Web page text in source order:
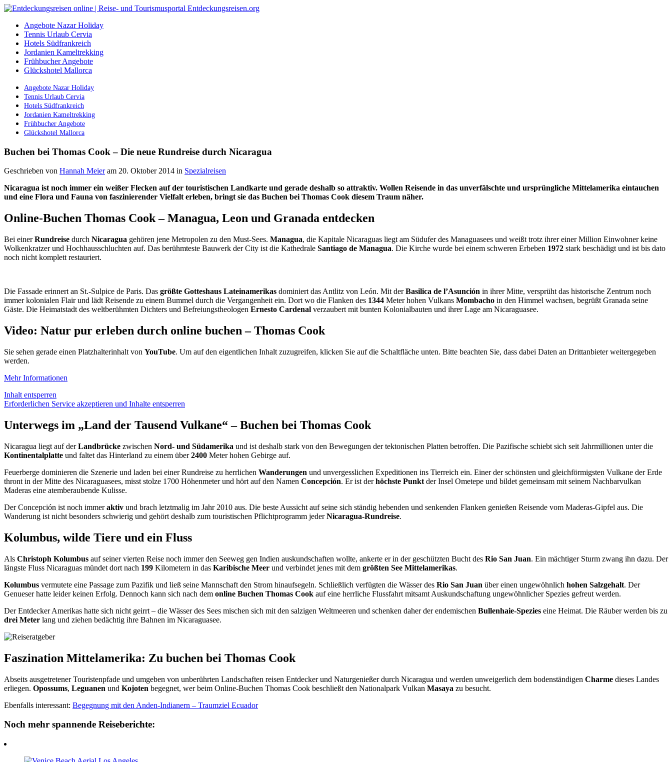
Angebote Nazar Holiday
Tennis Urlaub Cervia
Hotels Südfrankreich
Jordanien Kameltrekking
Frühbucher Angebote
Glückshotel Mallorca
Angebote Nazar Holiday
Tennis Urlaub Cervia
Hotels Südfrankreich
Jordanien Kameltrekking
Frühbucher Angebote
Glückshotel Mallorca
Buchen bei Thomas Cook – Die neue Rundreise durch Nicaragua
Geschrieben von Hannah Meier am 20. Oktober 2014 in Spezialreisen
Nicaragua ist noch immer ein weißer Flecken auf der touristischen Landkarte und gerade deshalb so attraktiv. Wollen Reisende in das unverfälschte und ursprüngliche Mittelamerika eintauchen
und eine Flora und Fauna von faszinierender Vielfalt erleben, bringt sie das Buchen bei Thomas Cook diesem Traum näher.
Online-Buchen Thomas Cook – Managua, Leon und Granada entdecken
Bei einerRundreise durch Nicaragua gehören jene Metropolen zu den Must-Sees. Managua, die Kapitale Nicaraguas liegt am Südufer des Managuasees und weißt trotz ihrer einer Million Einwohner keine
Wolkenkratzer und Hochhausschluchten auf. Das berühmteste Bauwerk der City ist die Kathedrale Santiago de Managua. Die Kirche wurde bei einem schweren Erbeben 1972 stark beschädigt und ist bis dato
noch nicht komplett restauriert.
Die Fassade erinnert an St.-Sulpice de Paris. Das größte Gotteshaus Lateinamerikas dominiert das Antlitz von León. Mit derBasilica de l’Asunción in ihrer Mitte, versprüht das historische Zentrum noch
immer kolonialen Flair und lädt Reisende zu einem Bummel durch die Vergangenheit ein. Dort wo die Flanken des 1344 Meter hohen Vulkans Mombacho in den Himmel wachsen, begrüßt Granada seine
Gäste. Die Heimatstadt des weltberühmten Dichters und Befreiungstheologen Ernesto Cardenal verzaubert mit bunten Kolonialbauten und ihrer Lage am Nicaraguasee.
Video: Natur pur erleben durch online buchen – Thomas Cook
Sie sehen gerade einen Platzhalterinhalt von YouTube. Um auf den eigentlichen Inhalt zuzugreifen, klicken Sie auf die Schaltfläche unten. Bitte beachten Sie, dass dabei Daten an Drittanbieter weitergegeben
werden.
Mehr Informationen
Inhalt entsperren
Erforderlichen Service akzeptieren und Inhalte entsperren
Unterwegs im „Land der Tausend Vulkane“ – Buchen bei Thomas Cook
Nicaragua liegt auf derLandbrücke zwischen Nord- und Südamerika und ist deshalb stark von den Bewegungen der tektonischen Platten betroffen. Die Pazifische schiebt sich seit Jahrmillionen unter die
Kontinentalplatte und faltet das Hinterland zu einem über2400 Meter hohen Gebirge auf.
Feuerberge dominieren die Szenerie und laden bei einer Rundreise zu herrlichen Wanderungen und unvergesslichen Expeditionen ins Tierreich ein. Einer der schönsten und gleichförmigsten Vulkane der Erde
thront in der Mitte des Nicaraguasees, misst stolze 1700 Höhenmeter und hört auf den Namen Concepción. Er ist derhöchste Punkt der Insel Ometepe und bildet gemeinsam mit seinem Nachbarvulkan
Maderas eine atemberaubende Kulisse.
Der Concepción ist noch immeraktiv und brach letztmalig im Jahr 2010 aus. Die beste Aussicht auf seine sich ständig hebenden und senkenden Flanken genießen Reisende vom Maderas-Gipfel aus. Die
Wanderung ist nicht besonders schwierig und gehört deshalb zum touristischen Pflichtprogramm jederNicaragua-Rundreise.
Kolumbus, wilde Tiere und ein Fluss
Als Christoph Kolumbus auf seiner vierten Reise noch immer den Seeweg gen Indien auskundschaften wollte, ankerte er in der geschützten Bucht des Rio San Juan. Ein mächtiger Sturm zwang ihn dazu. Der
längste Fluss Nicaraguas mündet dort nach 199 Kilometern in das Karibische Meer und verbindet jenes mit dem größten See Mittelamerikas.
Kolumbus vermutete eine Passage zum Pazifik und ließ seine Mannschaft den Strom hinaufsegeln. Schließlich verfügten die Wässer des Rio San Juan über einen ungewöhnlich hohen Salzgehalt. Der
Genueser hatte leider keinen Erfolg. Dennoch kann sich nach dem online Buchen Thomas Cook auf eine herrliche Flussfahrt mitsamt Auskundschaftung ungewöhnlicher Spezies gefreut werden.
Der Entdecker Amerikas hatte sich nicht geirrt – die Wässer des Sees mischen sich mit den salzigen Weltmeeren und schenken daher der endemischen Bullenhaie-Spezies eine Heimat. Die Räuber werden bis zu
drei Meter lang und ziehen bedächtig ihre Bahnen im Nicaraguasee.
Faszination Mittelamerika: Zu buchen bei Thomas Cook
Abseits ausgetretener Touristenpfade und umgeben von unberührten Landschaften reisen Entdecker und Naturgenießer durch Nicaragua und werden unweigerlich dem bodenständigen Charme dieses Landes
erliegen. Opossums, Leguanen und Kojoten begegnet, wer beim Online-Buchen Thomas Cook beschließt den Nationalpark Vulkan Masaya zu besucht.
Ebenfalls interessant: Begegnung mit den Anden-Indianern – Traumziel Ecuador
Noch mehr spannende Reiseberichte: